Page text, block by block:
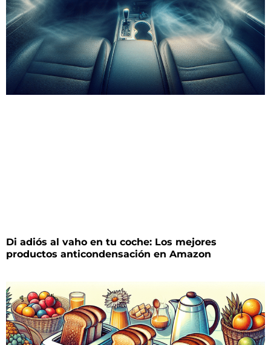
Di adiós al vaho en tu coche: Los mejores
productos anticondensación en Amazon